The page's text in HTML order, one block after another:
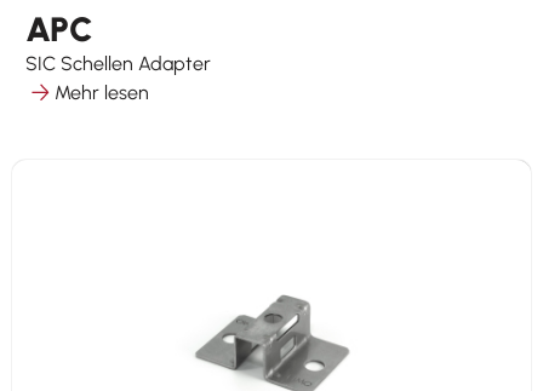
APC
SIC Schellen Adapter
Mehr lesen